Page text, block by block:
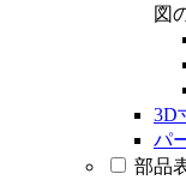
図
3D
パ
部品